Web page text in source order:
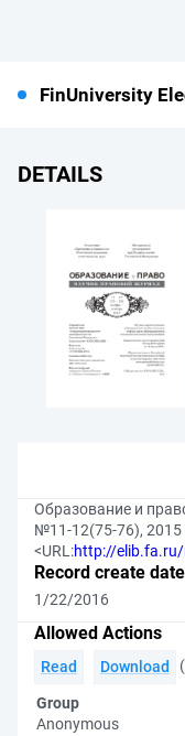
FinUniversity
DETAILS
Образование и
№11-12(75-76),
<URL:http://
Record create date
1/22/2016
Allowed Actions
Read Download
Group
Anonymous